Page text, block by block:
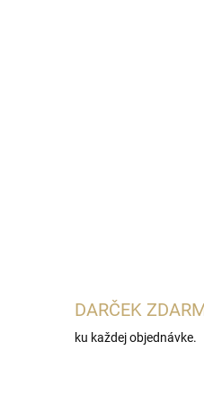
DARČEK
ku každej objednávke.